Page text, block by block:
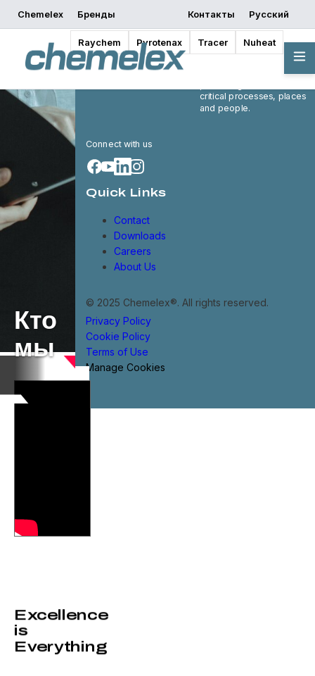
Chemelex Бренды
Raychem Pyrotenax Tracer Nuheat
Контакты Русский
Кто
мы
Excellence
is
Everything
leader in electric thermal
and sensing solutions,
critical processes, places
and people.
Connect with us
Quick Links
Contact
Downloads
Careers
About Us
© 2025 Chemelex®. All rights reserved.
Privacy Policy
Cookie Policy
Terms of Use
Manage Cookies